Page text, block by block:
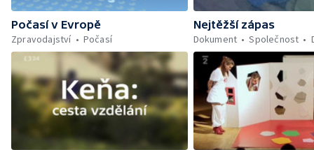
Počasí v Evropě
Zpravodajství
Počasí
Nejtěžší zápas
Dokument
Společnost